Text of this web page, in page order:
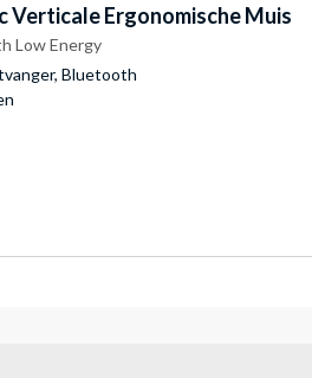
Verticale Ergonomische Muis
Low Energy
Bluetooth